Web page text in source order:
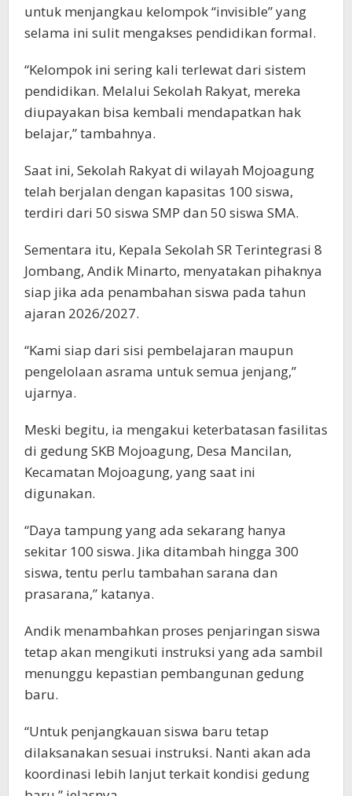
untuk menjangkau kelompok “invisible” yang
selama ini sulit mengakses pendidikan formal.
“Kelompok ini sering kali terlewat dari sistem
pendidikan. Melalui Sekolah Rakyat, mereka
diupayakan bisa kembali mendapatkan hak
belajar,” tambahnya.
Saat ini, Sekolah Rakyat di wilayah Mojoagung
telah berjalan dengan kapasitas 100 siswa,
terdiri dari 50 siswa SMP dan 50 siswa SMA.
Sementara itu, Kepala Sekolah SR Terintegrasi 8
Jombang, Andik Minarto, menyatakan pihaknya
siap jika ada penambahan siswa pada tahun
ajaran 2026/2027.
“Kami siap dari sisi pembelajaran maupun
pengelolaan asrama untuk semua jenjang,”
ujarnya.
Meski begitu, ia mengakui keterbatasan fasilitas
di gedung SKB Mojoagung, Desa Mancilan,
Kecamatan Mojoagung, yang saat ini
digunakan.
“Daya tampung yang ada sekarang hanya
sekitar 100 siswa. Jika ditambah hingga 300
siswa, tentu perlu tambahan sarana dan
prasarana,” katanya.
Andik menambahkan proses penjaringan siswa
tetap akan mengikuti instruksi yang ada sambil
menunggu kepastian pembangunan gedung
baru.
“Untuk penjangkauan siswa baru tetap
dilaksanakan sesuai instruksi. Nanti akan ada
koordinasi lebih lanjut terkait kondisi gedung